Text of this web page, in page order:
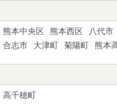
熊本中央区 熊本西区 八代市
合志市
大津町 菊陽町 熊本
高千穂町